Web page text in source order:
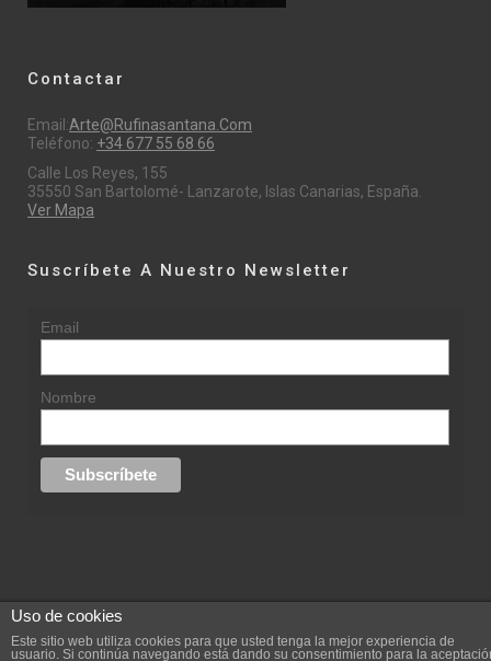
Contactar
Email:Arte@rufinasantana.com
Teléfono: +34 677 55 68 66
Calle Los Reyes, 155
35550 San Bartolomé- Lanzarote, Islas Canarias, España.
Ver Mapa
Suscríbete A Nuestro Newsletter
Email
Nombre
Uso de cookies
Este sitio web utiliza cookies para que usted tenga la mejor experiencia de
usuario. Si continúa navegando está dando su consentimiento para la